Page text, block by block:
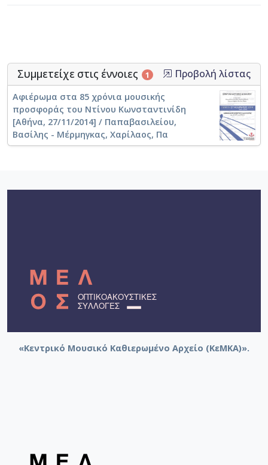
Συμμετείχε στις έννοιες 1 Προβολή λίστας
Αφιέρωμα στα 85 χρόνια μουσικής
προσφοράς του Ντίνου Κωνσταντινίδη
[Αθήνα, 27/11/2014] / Παπαβασιλείου,
Βασίλης - Μέρμηγκας, Χαρίλαος, Πα
«Κεντρικό Μουσικό Καθιερωμένο Αρχείο (ΚεΜΚΑ)».